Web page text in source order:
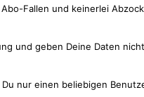
Fallen und keinerlei
und geben Deine Daten
nur einen beliebigen